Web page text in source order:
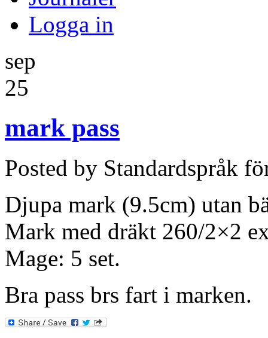
Logga in
sep
25
mark pass
Posted by Standardspråk
Djupa mark (9.5cm) utan
Mark med dräkt 260/2×2
Mage: 5 set.
Bra pass brs fart i marken.